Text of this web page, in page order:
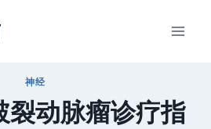
神经
裂动脉瘤诊疗指